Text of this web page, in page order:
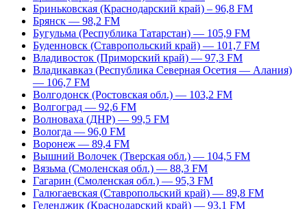
Бриньковская (Краснодарский край) – 96,8 FM
Брянск — 98,2 FM
Бугульма (Республика Татарстан) — 105,9 FM
Буденновск (Ставропольский край) — 101,7 FM
Владивосток (Приморский край) — 97,3 FM
Владикавказ (Республика Северная Осетия — Алания)
— 106,7 FM
Волгодонск (Ростовская обл.) — 103,2 FM
Волгоград — 92,6 FM
Волноваха (ДНР) — 99,5 FM
Вологда — 96,0 FM
Воронеж — 89,4 FM
Вышний Волочек (Тверская обл.) — 104,5 FM
Вязьма (Смоленская обл.) — 88,3 FM
Гагарин (Смоленская обл.) — 95,3 FM
Галюгаевская (Ставропольский край) — 89,8 FM
Геленджик (Краснодарский край) — 93,1 FM